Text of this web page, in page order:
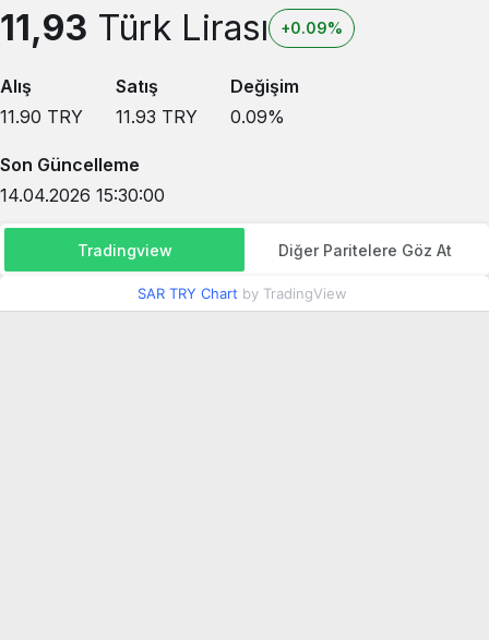
11,93 Türk Lirası +0.09%
Alış
11.90 TRY
Satış
11.93 TRY
Değişim
0.09%
Son Güncelleme
14.04.2026 15:30:00
Tradingview Diğer Paritelere Göz At
SAR TRY Chart by TradingView